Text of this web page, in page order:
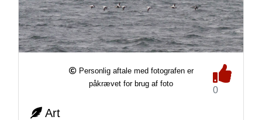
Personlig aftale med fotografen er
påkrævet for brug af foto
0
Art